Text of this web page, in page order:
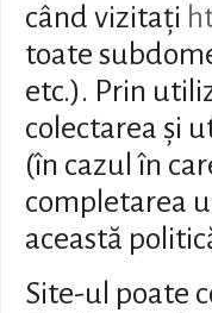
când vizitați
toate
etc.). Prin
colectarea și
(în cazul în
completarea
această
Site-ul poate